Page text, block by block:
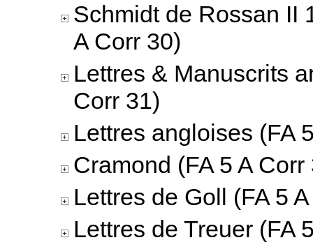
Schmidt de Rossan II
A Corr 30)
Lettres & Manuscrits
Corr 31)
Lettres angloises (FA
Cramond (FA 5 A Corr
Lettres de Goll (FA 5
Lettres de Treuer (FA